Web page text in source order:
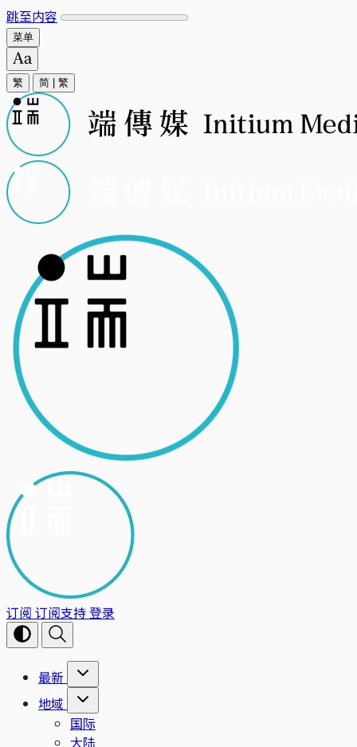
跳至内容
菜单
繁 简 繁
订阅 订阅支持登录
最新
地域
国际
大陆